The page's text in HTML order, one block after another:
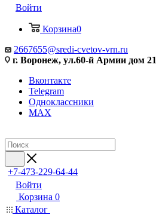
Войти
Корзина0
2667655@sredi-cvetov-vrn.ru
г. Воронеж, ул.60-й Армии дом 21
Вконтакте
Telegram
Одноклассники
MAX
+7-473-229-64-44
Войти
Корзина 0
Каталог